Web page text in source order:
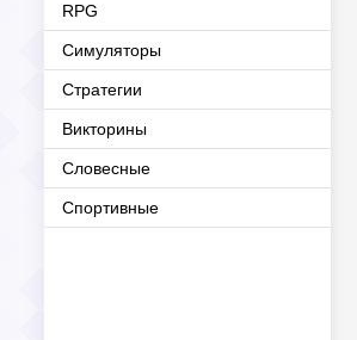
RPG
Симуляторы
Стратегии
Викторины
Словесные
Спортивные